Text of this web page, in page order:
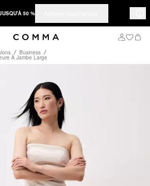
50 %
Business
À Jambe Large